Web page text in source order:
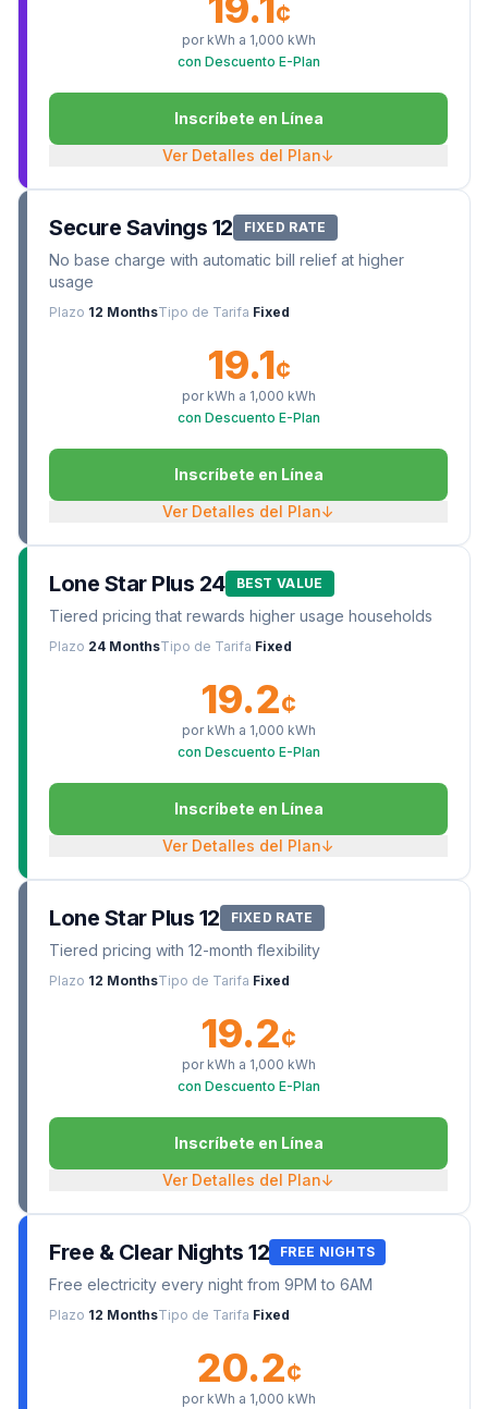
¢
por kWh a 1,000 kWh
con Descuento E-Plan
Inscríbete en Línea
Ver Detalles del Plan↓
Secure Savings 12 FIXED RATE
No base charge with automatic bill relief at higher
usage
Plazo 12 MonthsTipo de Tarifa Fixed
19.1¢
por kWh a 1,000 kWh
con Descuento E-Plan
Inscríbete en Línea
Ver Detalles del Plan↓
Lone Star Plus 24 BEST VALUE
Tiered pricing that rewards higher usage households
Plazo 24 MonthsTipo de Tarifa Fixed
19.2¢
por kWh a 1,000 kWh
con Descuento E-Plan
Inscríbete en Línea
Ver Detalles del Plan↓
Lone Star Plus 12 FIXED RATE
Tiered pricing with 12-month flexibility
Plazo 12 MonthsTipo de Tarifa Fixed
19.2¢
por kWh a 1,000 kWh
con Descuento E-Plan
Inscríbete en Línea
Ver Detalles del Plan↓
Free & Clear Nights 12 FREE NIGHTS
Free electricity every night from 9PM to 6AM
Plazo 12 MonthsTipo de Tarifa Fixed
20.2¢
por kWh a 1,000 kWh